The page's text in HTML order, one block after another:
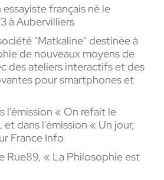
français né le
à Aubervilliers
"Matkaline" destinée à
de nouveaux moyens de
des ateliers interactifs et des
pour smartphones et
l'émission « On refait le
dans l'émission « Un jour,
France Info
Rue89, « La Philosophie est